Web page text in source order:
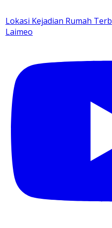
Lokasi Kejadian Rumah
Laimeo